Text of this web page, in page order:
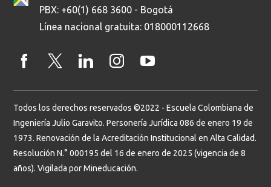
PBX: +60(1) 668 3600 - Bogotá
Línea nacional gratuita: 018000112668
Todos los derechos reservados ©2022 - Escuela Colombiana de
Ingeniería Julio Garavito. Personería Jurídica 086 de enero 19 de
1973. Renovación de la Acreditación Institucional en Alta Calidad.
Resolución N.° 000195 del 16 de enero de 2025 (vigencia de 8
años). Vigilada por Mineducación.